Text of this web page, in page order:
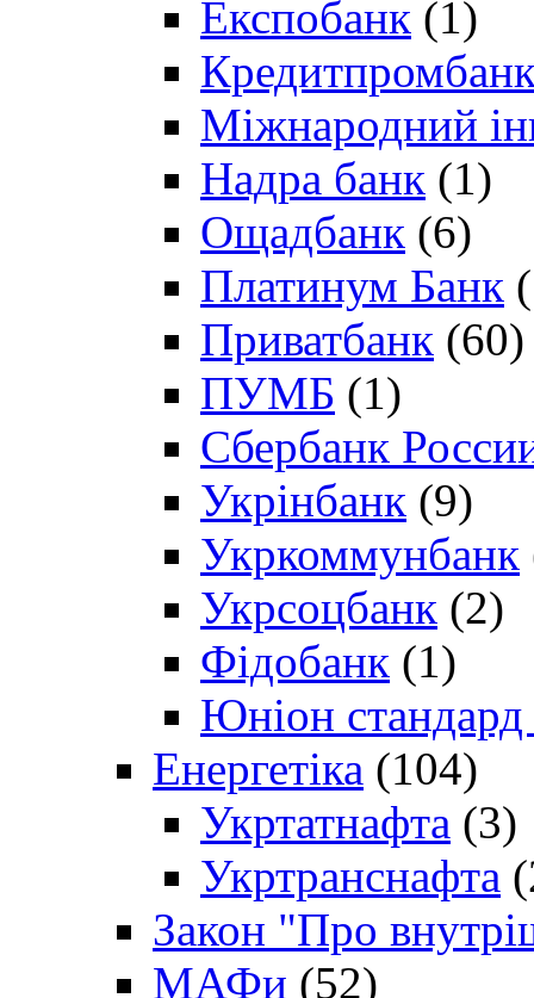
Експобанк (1)
Міжнародний
Надра банк (1)
Ощадбанк (6)
Платинум Банк
Приватбанк (60)
ПУМБ (1)
Сбербанк
Укрінбанк (9)
Укркоммунбанк
Укрсоцбанк (2)
Фідобанк (1)
Юніон стандард
Енергетіка (104)
Укртатнафта (3)
Укртранснафта
Закон "Про
МАФи (52)